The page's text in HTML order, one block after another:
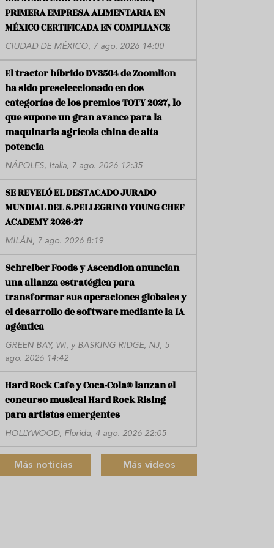
PRIMERA EMPRESA ALIMENTARIA EN
MÉXICO CERTIFICADA EN COMPLIANCE
CIUDAD DE MÉXICO, 7 ago. 2026 14:00
El tractor híbrido DV3504 de Zoomlion
ha sido preseleccionado en dos
categorías de los premios TOTY 2027, lo
que supone un gran avance para la
maquinaria agrícola china de alta
potencia
NÁPOLES, Italia, 7 ago. 2026 12:35
SE REVELÓ EL DESTACADO JURADO
MUNDIAL DEL S.PELLEGRINO YOUNG CHEF
ACADEMY 2026-27
MILÁN, 7 ago. 2026 8:19
Schreiber Foods y Ascendion anuncian
una alianza estratégica para
transformar sus operaciones globales y
el desarrollo de software mediante la IA
agéntica
GREEN BAY, WI, y BASKING RIDGE, NJ, 5
ago. 2026 14:42
Hard Rock Cafe y Coca-Cola® lanzan el
concurso musical Hard Rock Rising
para artistas emergentes
HOLLYWOOD, Florida, 4 ago. 2026 22:05
Más noticias Más videos